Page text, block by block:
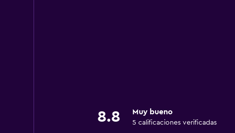
8.8 Muy bueno
5 calificaciones verificadas